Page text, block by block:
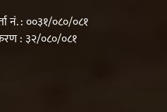
नं. : ००३१/०८०/०८१
: ३२/०८०/०८१